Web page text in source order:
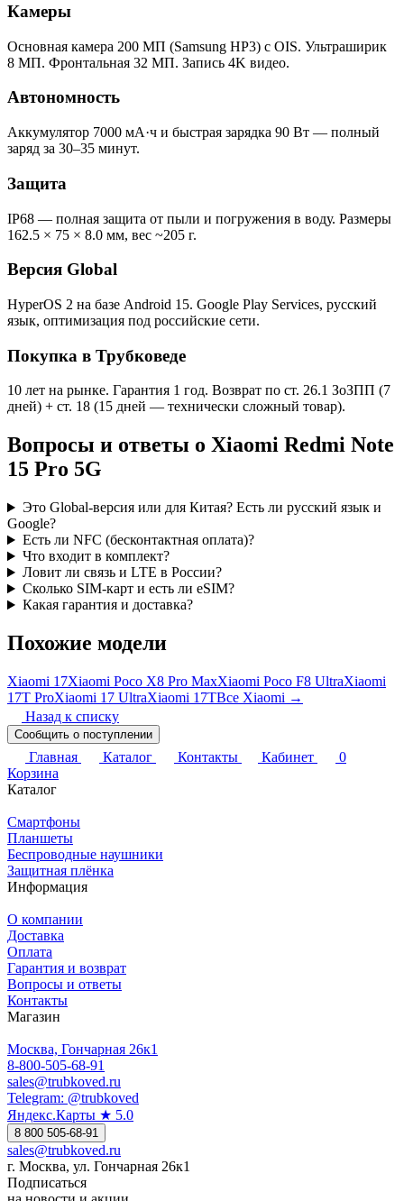
Камеры
Основная камера 200 МП (Samsung HP3) с OIS. Ультраширик
8 МП. Фронтальная 32 МП. Запись 4K видео.
Автономность
Аккумулятор 7000 мА·ч и быстрая зарядка 90 Вт — полный
заряд за 30–35 минут.
Защита
IP68 — полная защита от пыли и погружения в воду. Размеры
162.5 × 75 × 8.0 мм, вес ~205 г.
Версия Global
HyperOS 2 на базе Android 15. Google Play Services, русский
язык, оптимизация под российские сети.
Покупка в Трубковеде
10 лет на рынке. Гарантия 1 год. Возврат по ст. 26.1 ЗоЗПП (7
дней) + ст. 18 (15 дней — технически сложный товар).
Вопросы и ответы о Xiaomi Redmi Note
15 Pro 5G
Это Global-версия или для Китая? Есть ли русский язык и
Google?
Есть ли NFC (бесконтактная оплата)?
Что входит в комплект?
Ловит ли связь и LTE в России?
Сколько SIM-карт и есть ли eSIM?
Какая гарантия и доставка?
Похожие модели
Xiaomi 17Xiaomi Poco X8 Pro MaxXiaomi Poco F8 UltraXiaomi
17T ProXiaomi 17 UltraXiaomi 17TВсе Xiaomi →
Назад к списку
Сообщить о поступлении
Главная Каталог Контакты Кабинет
0
Корзина
Каталог
Смартфоны
Планшеты
Беспроводные наушники
Защитная плёнка
Информация
О компании
Доставка
Оплата
Гарантия и возврат
Вопросы и ответы
Контакты
Магазин
Москва, Гончарная 26к1
8-800-505-68-91
sales@trubkoved.ru
Telegram: @trubkoved
Яндекс.Карты ★ 5.0
8 800 505-68-91
sales@trubkoved.ru
г. Москва, ул. Гончарная 26к1
Подписаться